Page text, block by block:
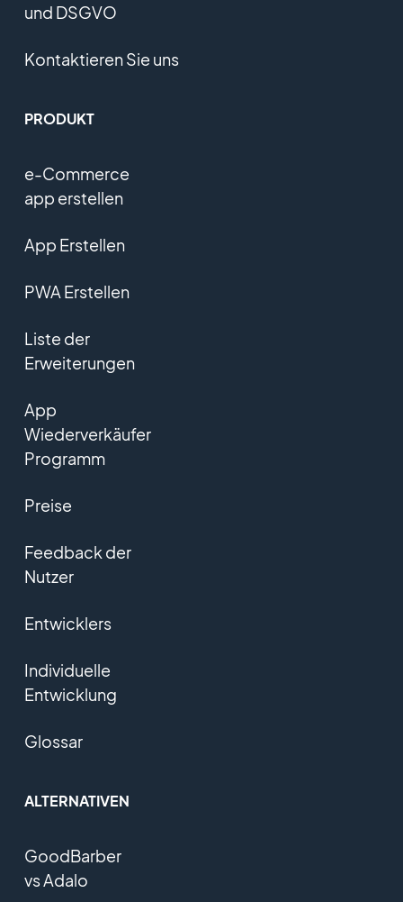
und DSGVO
Kontaktieren Sie uns
PRODUKT
e-Commerce
app erstellen
App Erstellen
PWA Erstellen
Liste der
Erweiterungen
App
Wiederverkäufer
Programm
Preise
Feedback der
Nutzer
Entwicklers
Individuelle
Entwicklung
Glossar
ALTERNATIVEN
GoodBarber
vs Adalo